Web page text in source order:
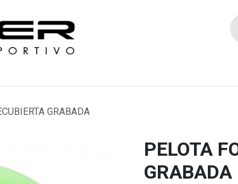
GRABADA
PELOTA
GRABADA